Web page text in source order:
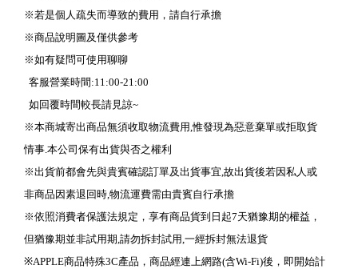
※若是個人疏失而導致的費用，請自行承擔
※商品說明圖及僅供參考
※如有疑問可使用聊聊
客服營業時間:11:00-21:00
如回覆時間較長請見諒~
※本商城寄出商品無須收取物流費用,惟發現為惡意棄單或拒取貨
情事.本公司保有出貨與否之權利
※出貨前都會先與貴賓確認訂單及出貨事宜,故出貨後若因私人或
非商品因素退回時,物流運費需由貴賓自行承擔
※依照消費者保護法規定，享有商品貨到日起7天猶豫期的權益，
但猶豫期並非試用期,請勿拆封試用,一經拆封無法退貨
※APPLE商品特殊3C產品，商品經連上網路(含Wi-Fi)後，即開始計